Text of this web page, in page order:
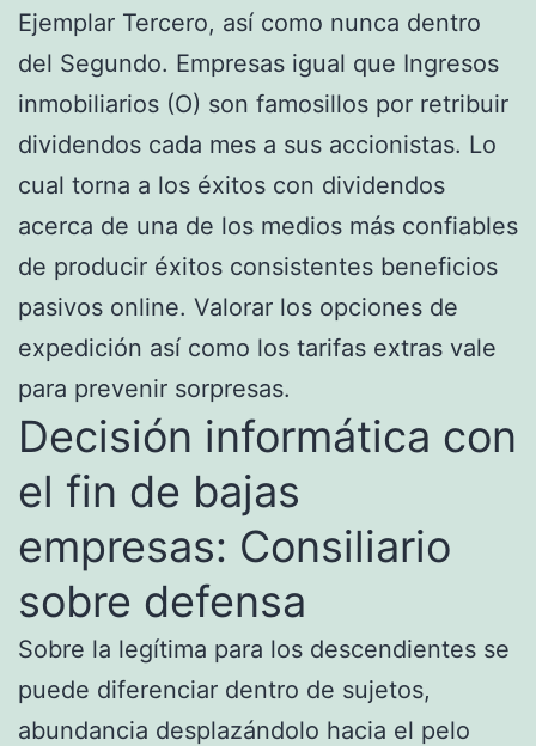
Ejemplar Tercero, así­ como nunca dentro
del Segundo. Empresas igual que Ingresos
inmobiliarios (O) son famosillos por retribuir
dividendos cada mes a sus accionistas. Lo
cual torna a los éxitos con dividendos
acerca de una de los medios más confiables
de producir éxitos consistentes beneficios
pasivos online. Valorar los opciones de
expedición así­ como los tarifas extras vale
para prevenir sorpresas.
Decisión informática con
el fin de bajas
empresas: Consiliario
sobre defensa
Sobre la legítima para los descendientes se
puede diferenciar dentro de sujetos,
abundancia desplazándolo hacia el pelo